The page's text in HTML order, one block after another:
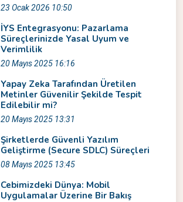
23 Ocak 2026 10:50
İYS Entegrasyonu: Pazarlama
Süreçlerinizde Yasal Uyum ve
Verimlilik
20 Mayıs 2025 16:16
Yapay Zeka Tarafından Üretilen
Metinler Güvenilir Şekilde Tespit
Edilebilir mi?
20 Mayıs 2025 13:31
Şirketlerde Güvenli Yazılım
Geliştirme (Secure SDLC) Süreçleri
08 Mayıs 2025 13:45
Cebimizdeki Dünya: Mobil
Uygulamalar Üzerine Bir Bakış